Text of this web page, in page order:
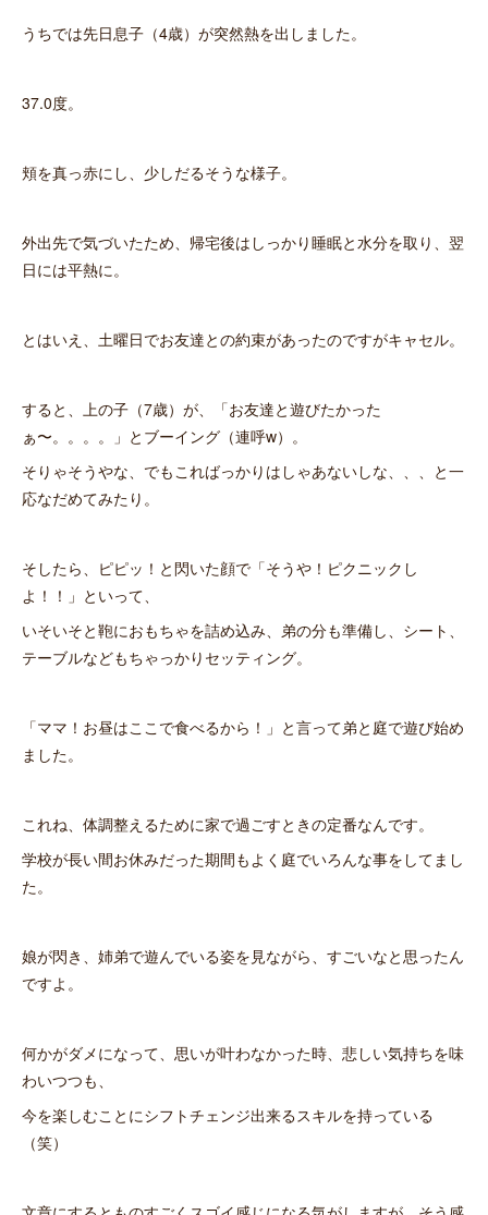
うちでは先日息子（4歳）が突然熱を出しました。
37.0度。
頬を真っ赤にし、少しだるそうな様子。
外出先で気づいたため、帰宅後はしっかり睡眠と水分を取り、翌
日には平熱に。
とはいえ、土曜日でお友達との約束があったのですがキャセル。
すると、上の子（7歳）が、「お友達と遊びたかった
ぁ〜。。。。」とブーイング（連呼w）。
そりゃそうやな、でもこればっかりはしゃあないしな、、、と一
応なだめてみたり。
そしたら、ピピッ！と閃いた顔で「そうや！ピクニックし
よ！！」といって、
いそいそと鞄におもちゃを詰め込み、弟の分も準備し、シート、
テーブルなどもちゃっかりセッティング。
「ママ！お昼はここで食べるから！」と言って弟と庭で遊び始め
ました。
これね、体調整えるために家で過ごすときの定番なんです。
学校が長い間お休みだった期間もよく庭でいろんな事をしてまし
た。
娘が閃き、姉弟で遊んでいる姿を見ながら、すごいなと思ったん
ですよ。
何かがダメになって、思いが叶わなかった時、悲しい気持ちを味
わいつつも、
今を楽しむことにシフトチェンジ出来るスキルを持っている
（笑）